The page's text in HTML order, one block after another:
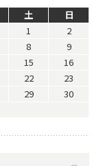
土
日
1
2
8
9
15
16
22
23
29
30